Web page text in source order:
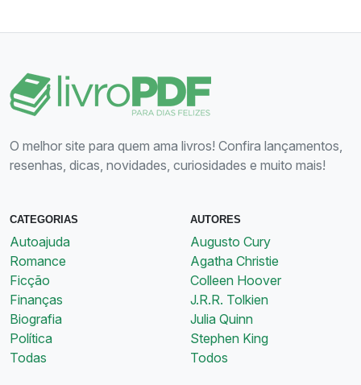
O melhor site para quem ama livros! Confira lançamentos,
resenhas, dicas, novidades, curiosidades e muito mais!
CATEGORIAS
Autoajuda
Romance
Ficção
Finanças
Biografia
Política
Todas
AUTORES
Augusto Cury
Agatha Christie
Colleen Hoover
J.R.R. Tolkien
Julia Quinn
Stephen King
Todos